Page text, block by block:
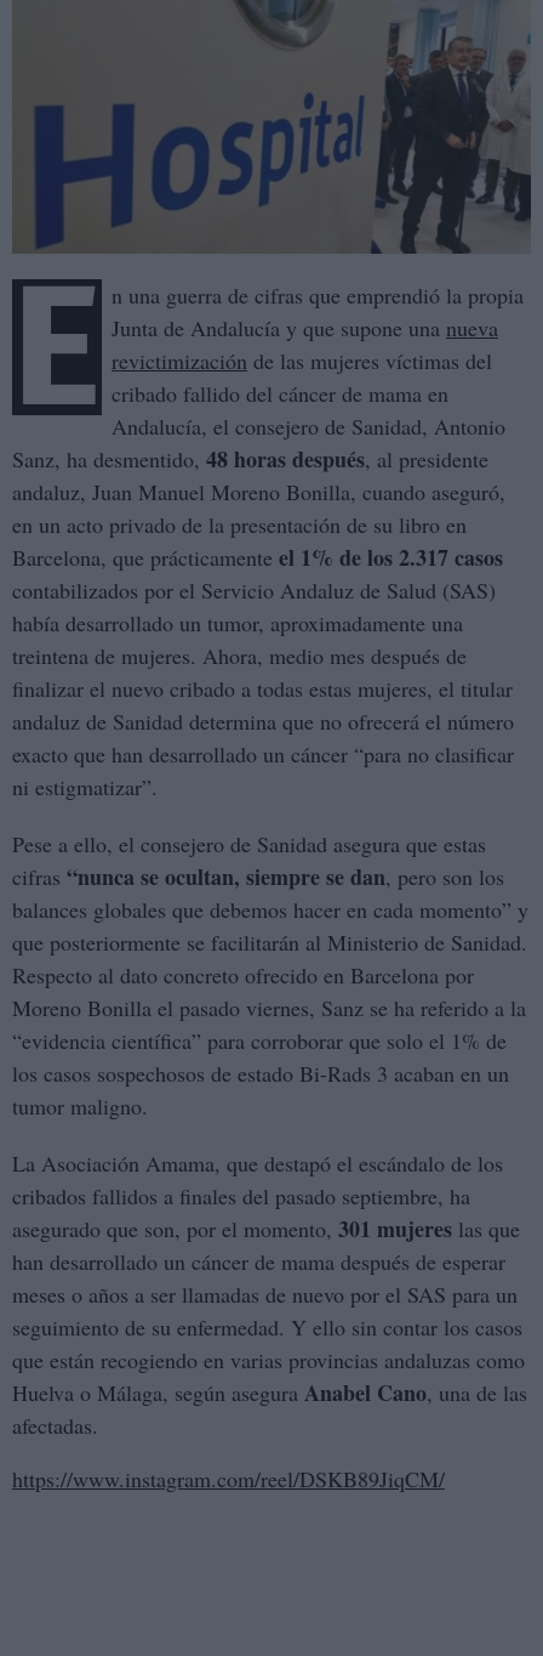
E n una guerra de cifras que emprendió la propia
Junta de Andalucía y que supone una nueva
revictimización de las mujeres víctimas del
cribado fallido del cáncer de mama en
Andalucía, el consejero de Sanidad, Antonio
Sanz, ha desmentido, 48 horas después, al presidente
andaluz, Juan Manuel Moreno Bonilla, cuando aseguró,
en un acto privado de la presentación de su libro en
Barcelona, que prácticamente el 1% de los 2.317 casos
contabilizados por el Servicio Andaluz de Salud (SAS)
había desarrollado un tumor, aproximadamente una
treintena de mujeres. Ahora, medio mes después de
finalizar el nuevo cribado a todas estas mujeres, el titular
andaluz de Sanidad determina que no ofrecerá el número
exacto que han desarrollado un cáncer “para no clasificar
ni estigmatizar”.
Pese a ello, el consejero de Sanidad asegura que estas
cifras “nunca se ocultan, siempre se dan, pero son los
balances globales que debemos hacer en cada momento” y
que posteriormente se facilitarán al Ministerio de Sanidad.
Respecto al dato concreto ofrecido en Barcelona por
Moreno Bonilla el pasado viernes, Sanz se ha referido a la
“evidencia científica” para corroborar que solo el 1% de
los casos sospechosos de estado Bi-Rads 3 acaban en un
tumor maligno.
La Asociación Amama, que destapó el escándalo de los
cribados fallidos a finales del pasado septiembre, ha
asegurado que son, por el momento, 301 mujeres las que
han desarrollado un cáncer de mama después de esperar
meses o años a ser llamadas de nuevo por el SAS para un
seguimiento de su enfermedad. Y ello sin contar los casos
que están recogiendo en varias provincias andaluzas como
Huelva o Málaga, según asegura Anabel Cano, una de las
afectadas.
https://www.instagram.com/reel/DSKB89JiqCM/